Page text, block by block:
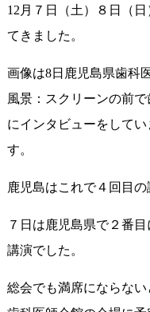
12月７日（土）８日（
てきました。
画像は8日鹿児島県歯科
風景：スクリーンの前
にインタビューをして
す。
鹿児島はこれで４回目の
７日は鹿児島県で２番
講演でした。
総会でも満席にならな